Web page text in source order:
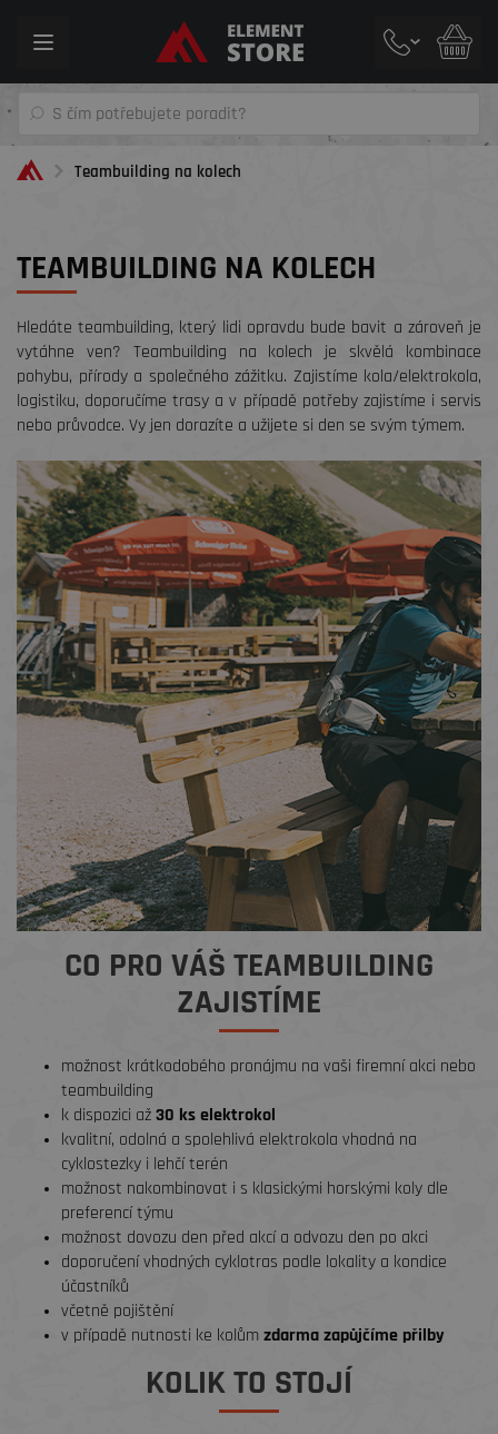
Toggle
Teambuilding na kolech
TEAMBUILDING NA KOLECH
Hledáte teambuilding, který lidi opravdu bude bavit a zároveň je
vytáhne ven? Teambuilding na kolech je skvělá kombinace
pohybu, přírody a společného zážitku. Zajistíme kola/elektrokola,
logistiku, doporučíme trasy a v případě potřeby zajistíme i servis
nebo průvodce. Vy jen dorazíte a užijete si den se svým týmem.
CO PRO VÁŠ TEAMBUILDING
ZAJISTÍME
možnost krátkodobého pronájmu na vaši firemní akci nebo
teambuilding
k dispozici až30 ks elektrokol
kvalitní, odolná a spolehlivá elektrokola vhodná na
cyklostezky i lehčí terén
možnost nakombinovat i s klasickými horskými koly dle
preferencí týmu
možnost dovozu den před akcí a odvozu den po akci
doporučení vhodných cyklotras podle lokality a kondice
účastníků
včetně pojištění
v případě nutnosti ke kolůmzdarma zapůjčíme přilby
KOLIK TO STOJÍ